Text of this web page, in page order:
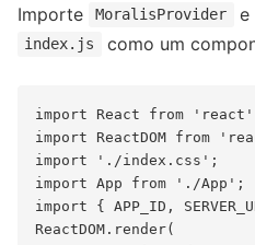
Importe MoralisProvider e
index.js como um
import React from
import ReactDOM from
import './index.css';
import App from './App';
import { APP_ID,
ReactDOM.render(